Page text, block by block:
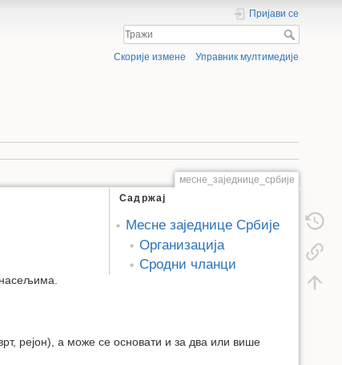
Пријави се
Скорије измене Управник мултимедије
месне_заједнице_србије
Садржај
Месне заједнице Србије
Организација
Сродни чланци
рејон), а може се основати и за два или више